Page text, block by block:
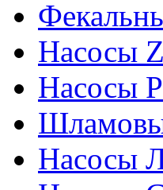
Насосы
Насосы
Насосы